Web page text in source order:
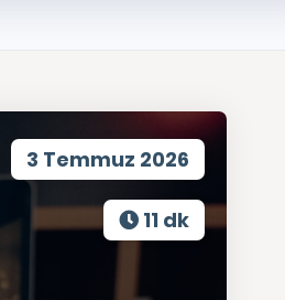
3 Temmuz 2026
11 dk